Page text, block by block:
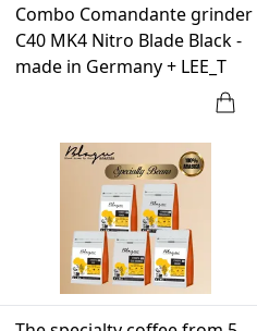
Combo Comandante grinder
C40 MK4 Nitro Blade Black -
made in Germany + LEE_T